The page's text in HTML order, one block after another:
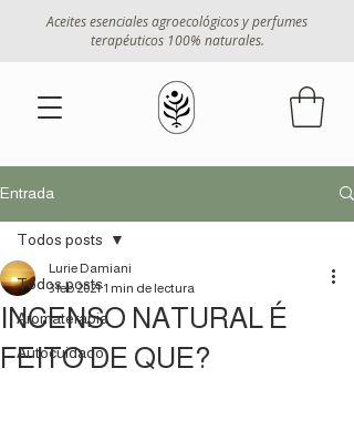
Aceites esenciales agroecológicos y perfumes
terapéuticos 100% naturales.
Entrada
Todos posts
Aromaterapia
Autocuidado
Todos posts
INCENSO NATURAL É
FEITO DE QUE?
Lurie Damiani
3 feb 2021 1 min de lectura